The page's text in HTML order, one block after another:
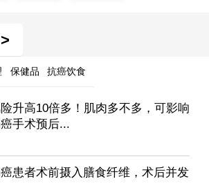
保健品 抗癌饮食
升高10倍多！肌肉多不多，可影响
手术预后...
患者术前摄入膳食纤维，术后并发